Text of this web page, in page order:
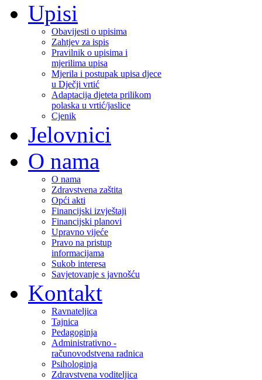
Upisi
Obavijesti o upisima
Zahtjev za ispis
Pravilnik o upisima i
mjerilima upisa
Mjerila i postupak upisa djece
u Dječji vrtić
Adaptacija djeteta prilikom
polaska u vrtić/jaslice
Cjenik
Jelovnici
O nama
O nama
Zdravstvena zaštita
Opći akti
Financijski izvještaji
Financijski planovi
Upravno vijeće
Pravo na pristup
informacijama
Sukob interesa
Savjetovanje s javnošću
Kontakt
Ravnateljica
Tajnica
Pedagoginja
Administrativno -
računovodstvena radnica
Psihologinja
Zdravstvena voditeljica